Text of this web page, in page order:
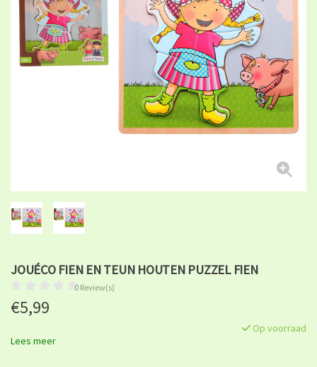
JOUÉCO FIEN EN TEUN HOUTEN PUZZEL FIEN
0 Review(s)
€5,99
Op voorraad
Lees meer